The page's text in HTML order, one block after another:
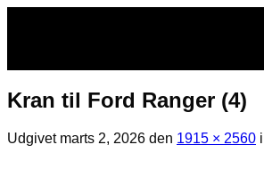
Kran til Ford Ranger (4)
Udgivet marts 2, 2026 den 1915 × 2560 i